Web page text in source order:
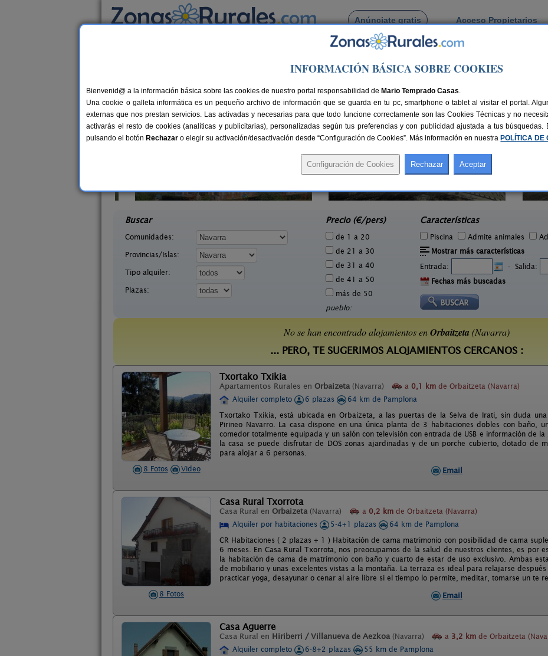
Anúnciate gratis Acceso Propietarios
Busca por pueblo
Casas Rurales cerca de Orbaitzeta
36 €
Camping Bardenas
Buscar
Comunidades:
Provincias/Islas:
Tipo alquiler:
Plazas:
Precio (€/pers)
de 1 a 20
de 21 a 30
de 31 a 40
de 41 a 50
más de 50
pueblo:
Características
Piscina Admite animales
Mostrar más características
Entrada:
- Salida:
Fechas más buscadas
No se han encontrado alojamientos enOrbaitzeta (Navarra)
... PERO, TE SUGERIMOS ALOJAMIENTOS CERCANOS :
8 Fotos Video
Txortako Txikia
Apartamentos Rurales en Orbaizeta (Navarra) a 0,1 km de Orbaitzeta (Navarra)
Alquiler completo
6 plazas
64 km de Pamplona
Txortako Txikia, está ubicada en Orbaizeta, a las puertas de la Selva de Irati, sin duda
Pirineo Navarro. La casa dispone en una única planta de 3 habitaciones dobles con baño,
comedor totalmente equipada y un salón con televisión con entrada de USB e información de
la casa se puede disfrutar de DOS zonas ajardinadas y de un porche cubierto, dotado de
para alojar a 6 personas.
Email
8 Fotos
Casa Rural Txorrota
Casa Rural en Orbaizeta (Navarra) a 0,2 km de Orbaitzeta (Navarra)
Alquiler por habitaciones
5-4+1 plazas
64 km de Pamplona
CR Habitaciones ( 2 plazas + 1 ) Habitación de cama matrimonio con posibilidad de cama
6 meses. En Casa Rural Txorrota, nos preocupamos de la salud de nuestros clientes, es por
la habitación de cama de matrimonio con baño y cuarto de estar de uso exclusivo. Ambas
de mobiliario y unas excelentes vistas a la montaña. La terraza es ideal para relajarse
practicar yoga, desayunar o cenar al aire libre si el tiempo lo permite, meditar, tomarse un te
Email
Casa Aguerre
Casa Rural en Hiriberri / Villanueva de Aezkoa (Navarra) a 3,2 km de Orbaitzeta
Alquiler completo
6-8+2 plazas
55 km de Pamplona
INFORMACIÓN BÁSICA SOBRE COOKIES
Bienvenid@ a la información básica sobre las cookies de nuestro portal responsabilidad de Mario Temprado Casas.
Una cookie o galleta informática es un pequeño archivo de información que se guarda en tu pc, smartphone o tablet al visitar el portal.
externas que nos prestan servicios. Las activadas y necesarias para que todo funcione correctamente son las Cookies Técnicas y no
activarás el resto de cookies (analíticas y publicitarias), personalizadas según tus preferencias y con publicidad ajustada a tus búsquedas.
pulsando el botón Rechazar o elegir su activación/desactivación desde “Configuración de Cookies”. Más información en nuestra POLÍTICA DE